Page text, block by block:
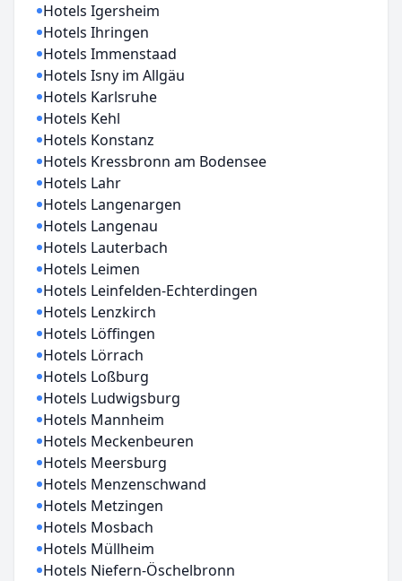
Hotels Igersheim
Hotels Ihringen
Hotels Immenstaad
Hotels Isny im Allgäu
Hotels Karlsruhe
Hotels Kehl
Hotels Konstanz
Hotels Kressbronn am Bodensee
Hotels Lahr
Hotels Langenargen
Hotels Langenau
Hotels Lauterbach
Hotels Leimen
Hotels Leinfelden-Echterdingen
Hotels Lenzkirch
Hotels Löffingen
Hotels Lörrach
Hotels Loßburg
Hotels Ludwigsburg
Hotels Mannheim
Hotels Meckenbeuren
Hotels Meersburg
Hotels Menzenschwand
Hotels Metzingen
Hotels Mosbach
Hotels Müllheim
Hotels Niefern-Öschelbronn